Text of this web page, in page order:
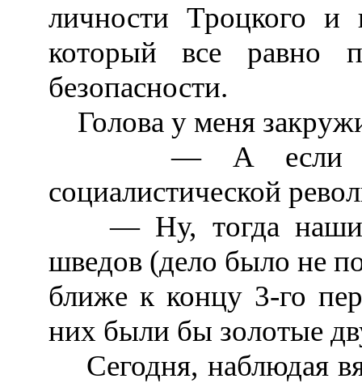
личности Троцкого
который все равно
безопасности.
Голова у меня
— А если бы
социалистической
— Ну, тогда наши
шведов (дело было не
ближе к концу 3-го
них были бы золотые
Сегодня, наблюдая